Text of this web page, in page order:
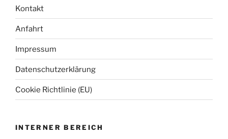
Kontakt
Anfahrt
Impressum
Datenschutzerklärung
Cookie Richtlinie (EU)
INTERNER BEREICH